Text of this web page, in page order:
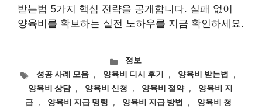
받는법 5가지 핵심 전략을 공개합니다. 실패 없이
양육비를 확보하는 실전 노하우를 지금 확인하세요.
카
테
고
리
정보
태
그
성공 사례 모음 , 양육비 디시 후기 , 양육비 받는법
,
양육비 상담 , 양육비 신청 , 양육비 절약 ,
양육비 지
급 , 양육비 지급 명령 , 양육비 지급 방법 ,
양육비 청